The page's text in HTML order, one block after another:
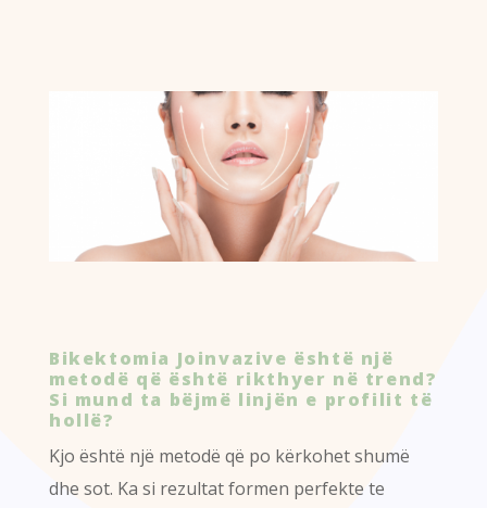
Bikektomia Joinvazive është një
metodë që është rikthyer në trend?
Si mund ta bëjmë linjën e profilit të
hollë?
Kjo është një metodë që po kërkohet shumë
dhe sot. Ka si rezultat formen perfekte te